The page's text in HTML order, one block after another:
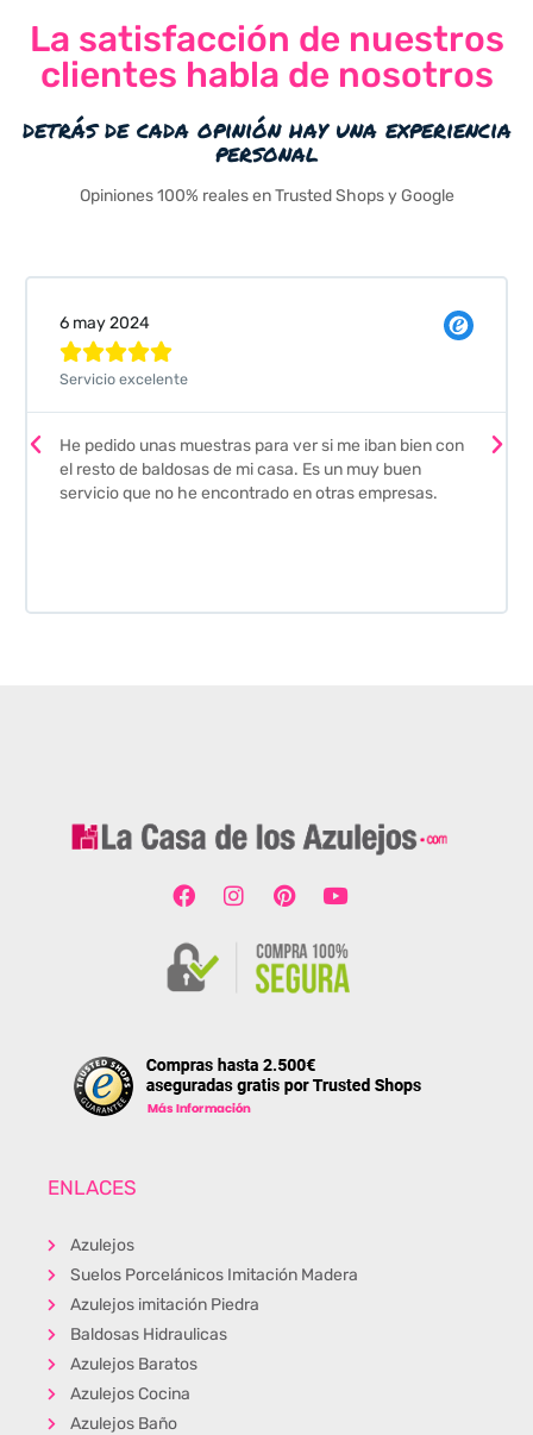
La satisfacción de nuestros
clientes habla de nosotros
detrás de cada opinión hay una experiencia
personal
Opiniones 100% reales en Trusted Shops y Google
Valeria Comellas

envío fue perfecto pero lo mejor ha sido el seguimiento
que nos han hecho. Nos guiaron y aconsejaron para
escoger los azulejos. Lo aconsejo a todos mis amigos
ENLACES
Azulejos
Suelos Porcelánicos Imitación Madera
Azulejos imitación Piedra
Baldosas Hidraulicas
Azulejos Baratos
Azulejos Cocina
Azulejos Baño